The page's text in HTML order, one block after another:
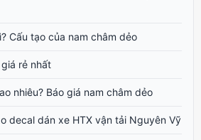
Cấu tạo của nam châm dẻo
rẻ nhất
nhiêu? Báo giá nam châm dẻo
decal dán xe HTX vận tải Nguyên Vỹ